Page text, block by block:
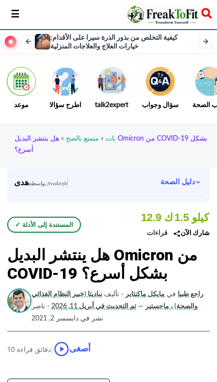
سخر
كيفية التخلص من بذور الذرة سيرا على الأقدام:
خيارات العلاج والعلاجات المنزلية
موعد اطرح سؤالا talk2expert سؤال وجواب الصحة
بات » متمتع بالصح » هل ينتشر البديل Omicron من COVID-19 بشكل
أسرع؟
هدى بواسطة freaktofit دليل الصحة
✓ المستندة إلى الأدلة
12.9 ك
قراءات
1.5 كيلو
شارك الآن
هل ينتشر البديل Omicron من
COVID-19 بشكل أسرع؟
راجع طبيا في مايكل ماكنتاير - تأليف نباديتا (خبير النظام الغذائي
والصحة) ، ماجستير — تم التحديث في أبريل 11, 2026
- ناصر
نشر في دايسمبر 2, 2021
10 دقائق قراءة أصغى